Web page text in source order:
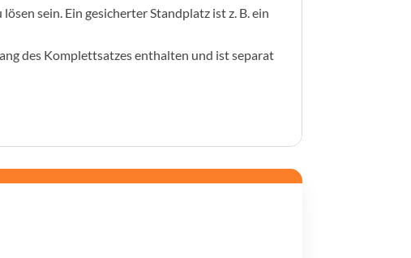
sein. Ein gesicherter Standplatz ist z. B. ein
des Komplettsatzes enthalten und ist separat